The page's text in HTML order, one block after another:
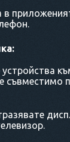
устройства
съвместимо